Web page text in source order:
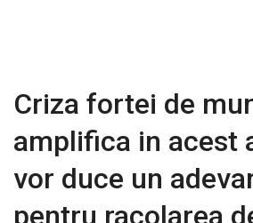
Criza fortei de
amplifica in acest
vor duce un
pentru racolarea